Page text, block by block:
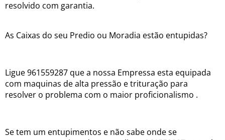
resolvido com garantia.
As Caixas do seu Predio ou Moradia estão entupidas?
Ligue 961559287 que a nossa Empressa esta equipada
com maquinas de alta pressão e trituração para
resolver o problema com o maior proficionalismo .
Se tem um entupimentos e não sabe onde se